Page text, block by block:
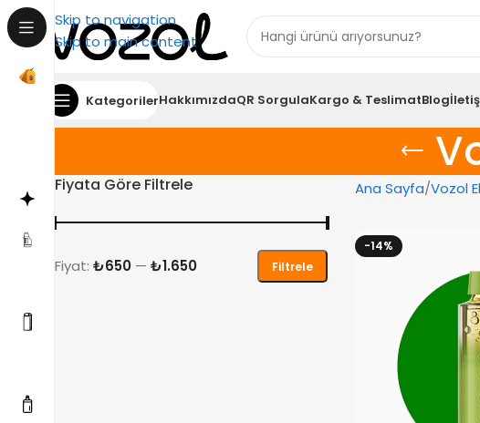
Skip to navigation
Skip to main content
KategorilerHakkımızdaQR SorgulaKargo & TeslimatBlog
Fiyata Göre Filtrele
Filtrele
Fiyat: ₺650 — ₺1.650
Ana Sayfa Vozol
-14%